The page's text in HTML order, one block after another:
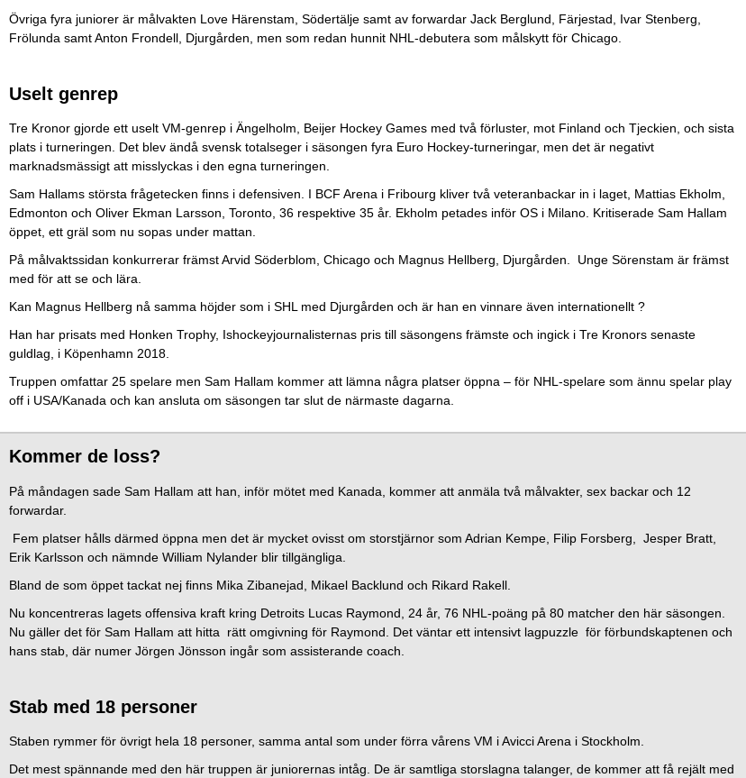
Övriga fyra juniorer är målvakten Love Härenstam, Södertälje samt av forwardar Jack Berglund, Färjestad, Ivar Stenberg,
Frölunda samt Anton Frondell, Djurgården, men som redan hunnit NHL-debutera som målskytt för Chicago.
Uselt genrep
Tre Kronor gjorde ett uselt VM-genrep i Ängelholm, Beijer Hockey Games med två förluster, mot Finland och Tjeckien, och sista
plats i turneringen. Det blev ändå svensk totalseger i säsongen fyra Euro Hockey-turneringar, men det är negativt
marknadsmässigt att misslyckas i den egna turneringen.
Sam Hallams största frågetecken finns i defensiven. I BCF Arena i Fribourg kliver två veteranbackar in i laget, Mattias Ekholm,
Edmonton och Oliver Ekman Larsson, Toronto, 36 respektive 35 år. Ekholm petades inför OS i Milano. Kritiserade Sam Hallam
öppet, ett gräl som nu sopas under mattan.
På målvaktssidan konkurrerar främst Arvid Söderblom, Chicago och Magnus Hellberg, Djurgården. Unge Sörenstam är främst
med för att se och lära.
Kan Magnus Hellberg nå samma höjder som i SHL med Djurgården och är han en vinnare även internationellt ?
Han har prisats med Honken Trophy, Ishockeyjournalisternas pris till säsongens främste och ingick i Tre Kronors senaste
guldlag, i Köpenhamn 2018.
Truppen omfattar 25 spelare men Sam Hallam kommer att lämna några platser öppna – för NHL-spelare som ännu spelar play
off i USA/Kanada och kan ansluta om säsongen tar slut de närmaste dagarna.
Kommer de loss?
På måndagen sade Sam Hallam att han, inför mötet med Kanada, kommer att anmäla två målvakter, sex backar och 12
forwardar.
Fem platser hålls därmed öppna men det är mycket ovisst om storstjärnor som Adrian Kempe, Filip Forsberg, Jesper Bratt,
Erik Karlsson och nämnde William Nylander blir tillgängliga.
Bland de som öppet tackat nej finns Mika Zibanejad, Mikael Backlund och Rikard Rakell.
Nu koncentreras lagets offensiva kraft kring Detroits Lucas Raymond, 24 år, 76 NHL-poäng på 80 matcher den här säsongen.
Nu gäller det för Sam Hallam att hitta rätt omgivning för Raymond. Det väntar ett intensivt lagpuzzle för förbundskaptenen och
hans stab, där numer Jörgen Jönsson ingår som assisterande coach.
Stab med 18 personer
Staben rymmer för övrigt hela 18 personer, samma antal som under förra vårens VM i Avicci Arena i Stockholm.
Det mest spännande med den här truppen är juniorernas intåg. De är samtliga storslagna talanger, de kommer att få rejält med